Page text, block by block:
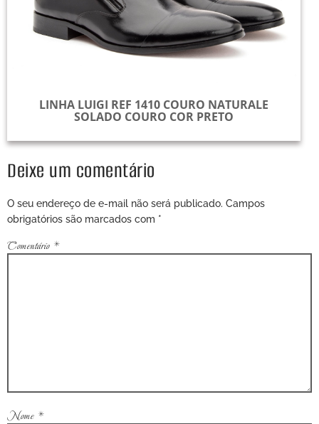
LINHA LUIGI REF 1410 COURO NATURALE
SOLADO COURO COR PRETO
Deixe um comentário
O seu endereço de e-mail não será publicado. Campos
obrigatórios são marcados com *
Comentário *
Nome *